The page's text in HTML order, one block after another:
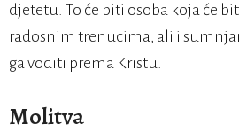
djetetu. To će biti osoba koja će
radosnim trenucima, ali i
ga voditi prema Kristu.
Molitva